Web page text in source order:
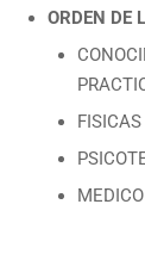
ORDEN DE
FISICAS
MEDICO